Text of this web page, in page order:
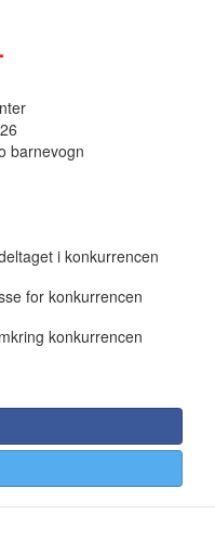
barnevogn
i konkurrencen
for konkurrencen
konkurrencen